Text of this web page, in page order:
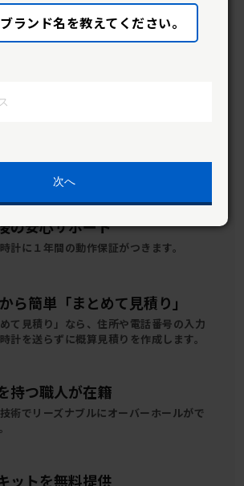
トワーカーズの特徴
い事は直接職人に聞いて解決。だから安
依頼ができます。
の安心サポート
計に １年間の動作保証がつきます。
ら簡単 「まとめて見積り」
めて見積り」なら、住所や電話番号の入力
計を送らずに概算見積りを作成します。
持つ職人が在籍
術でリーズナブルにオーバーホールがで
ットを無料提供
ブランド名を教えてください。
次へ